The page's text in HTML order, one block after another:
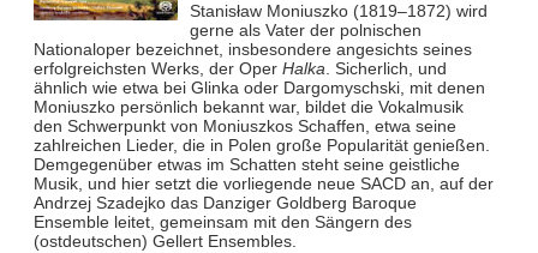
Stanisław Moniuszko (1819–1872) wird
gerne als Vater der polnischen
Nationaloper bezeichnet, insbesondere angesichts seines
erfolgreichsten Werks, der Oper Halka. Sicherlich, und
ähnlich wie etwa bei Glinka oder Dargomyschski, mit denen
Moniuszko persönlich bekannt war, bildet die Vokalmusik
den Schwerpunkt von Moniuszkos Schaffen, etwa seine
zahlreichen Lieder, die in Polen große Popularität genießen.
Demgegenüber etwas im Schatten steht seine geistliche
Musik, und hier setzt die vorliegende neue SACD an, auf der
Andrzej Szadejko das Danziger Goldberg Baroque
Ensemble leitet, gemeinsam mit den Sängern des
(ostdeutschen) Gellert Ensembles.